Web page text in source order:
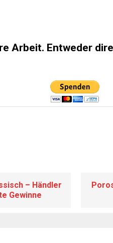
Arbeit. Entweder
– Händler
Gewinne